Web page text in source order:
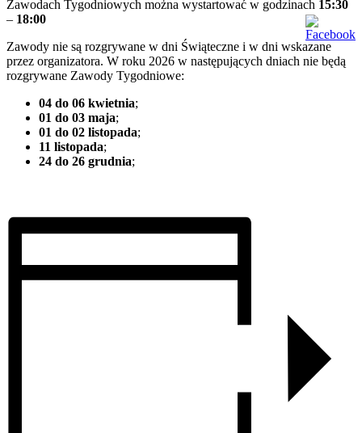
Zawodach Tygodniowych można wystartować w godzinach 15:30
– 18:00
Zawody nie są rozgrywane w dni Świąteczne i w dni wskazane
przez organizatora. W roku 2026 w następujących dniach nie będą
rozgrywane Zawody Tygodniowe:
04 do 06 kwietnia;
01 do 03 maja;
01 do 02 listopada;
11 listopada;
24 do 26 grudnia;